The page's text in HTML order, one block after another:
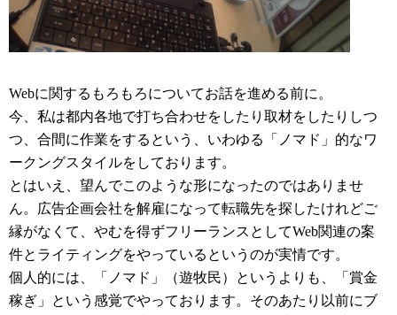
Webに関するもろもろについてお話を進める前に。
今、私は都内各地で打ち合わせをしたり取材をしたりしつ
つ、合間に作業をするという、いわゆる「ノマド」的なワ
ークングスタイルをしております。
とはいえ、望んでこのような形になったのではありませ
ん。広告企画会社を解雇になって転職先を探したけれどご
縁がなくて、やむを得ずフリーランスとしてWeb関連の案
件とライティングをやっているというのが実情です。
個人的には、「ノマド」（遊牧民）というよりも、「賞金
稼ぎ」という感覚でやっております。そのあたり以前にブ